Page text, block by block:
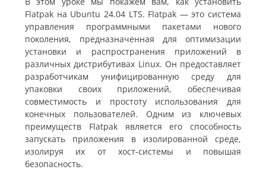
Flatpak на Ubuntu 24.04 LTS. Flatpak — это система
управления программными пакетами нового
поколения, предназначенная для оптимизации
установки и распространения приложений в
различных дистрибутивах Linux. Он предоставляет
разработчикам унифицированную среду для
упаковки своих приложений, обеспечивая
совместимость и простоту использования для
конечных пользователей. Одним из ключевых
преимуществ Flatpak является его способность
запускать приложения в изолированной среде,
изолируя их от хост-системы и повышая
безопасность.